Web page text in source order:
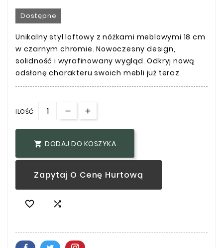
Dostępne
Unikalny styl loftowy z nóżkami meblowymi 18 cm
w czarnym chromie. Nowoczesny design,
solidność i wyrafinowany wygląd. Odkryj nową
odsłonę charakteru swoich mebli już teraz
ILOŚĆ
 DODAJ DO KOSZYKA
Zapytaj O Cenę Hurtową
 